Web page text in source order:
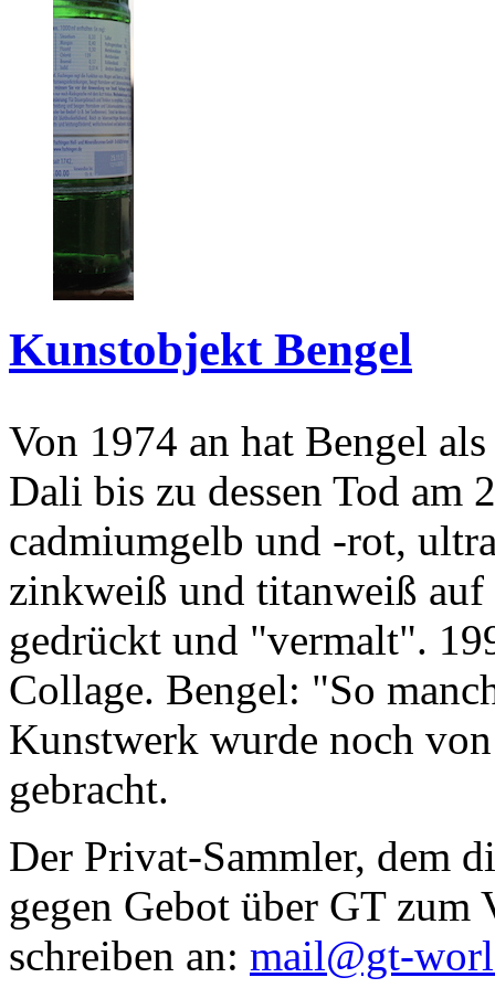
Kunstobjekt Bengel
Von 1974 an hat Bengel
Dali bis zu dessen Tod am
cadmiumgelb und -rot,
zinkweiß und titanweiß
gedrückt und "vermalt".
Collage. Bengel: "So
Kunstwerk wurde noch
gebracht.
Der Privat-Sammler, dem
gegen Gebot über GT zum
schreiben an: mail@gt-